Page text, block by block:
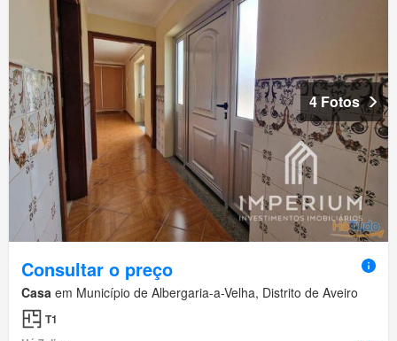
4 Fotos
Consultar o preço
Casa em Município de Albergaria-a-Velha, Distrito de Aveiro
T1